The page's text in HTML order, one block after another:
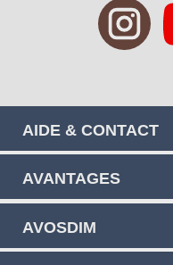
AIDE & CONTACT
AVANTAGES
AVOSDIM